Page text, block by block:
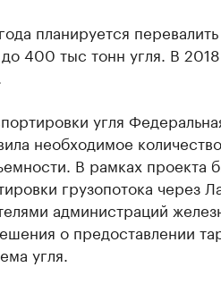
планируется
400 тыс тонн угля. В
угля
необходимое
В рамках проекта
грузопотока через
администраций
о предоставлении
угля.